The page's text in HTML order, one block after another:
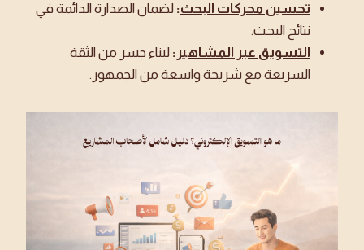
تحسين محركات البحث: لضمان الصدارة الدائمة في
نتائج البحث.
التسويق عبر المشاهير : لبناء جسر من الثقة
السريعة مع شريحة واسعة من الجمهور.